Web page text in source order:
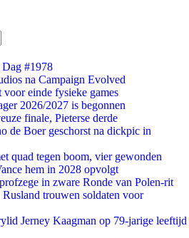
Dag #1978
na Campaign Evolved
einde fysieke games
2026/2027 is begonnen
finale, Pieterse derde
de Boer geschorst na dickpic in
quad tegen boom, vier gewonden
hem in 2028 opvolgt
in zware Ronde van Polen-rit
trouwen soldaten voor
Jerney Kaagman op 79-jarige leeftijd